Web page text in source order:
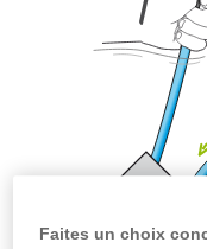
Faites un choix